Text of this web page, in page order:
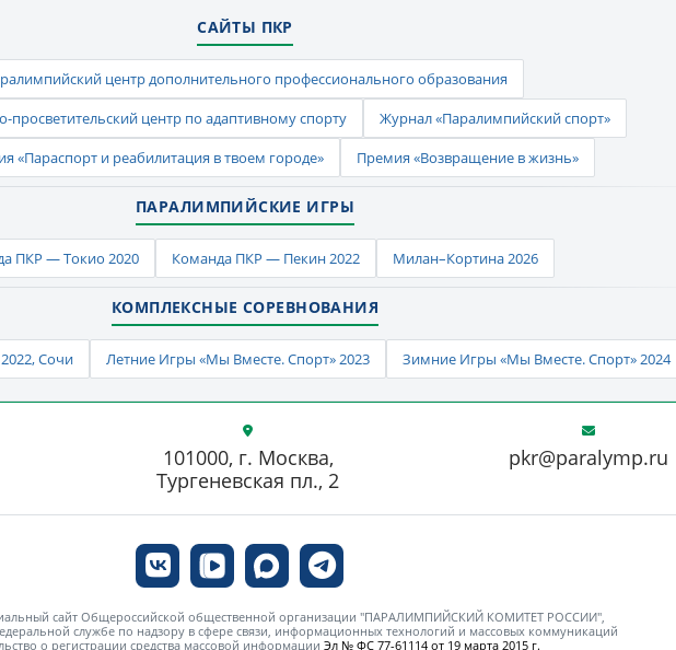
САЙТЫ ПКР
центр дополнительного профессионального образования
просветительский центр по адаптивному спорту
Журнал «Паралимпийский спорт»
«Параспорт и реабилитация в твоем городе»
Премия «Возвращение в жизнь»
ПАРАЛИМПИЙСКИЕ ИГРЫ
ПКР — Токио 2020 Команда ПКР — Пекин 2022 Милан–Кортина 2026
КОМПЛЕКСНЫЕ СОРЕВНОВАНИЯ
Сочи Летние Игры «Мы Вместе. Спорт» 2023 Зимние Игры «Мы Вместе. Спорт» 2024
pkr@paralymp.ru
101000, г. Москва,
Тургеневская пл., 2
сайт Общероссийской общественной организации "ПАРАЛИМПИЙСКИЙ КОМИТЕТ РОССИИ",
службе по надзору в сфере связи, информационных технологий и массовых коммуникаций
о регистрации средства массовой информации Эл № ФС 77-61114 от 19 марта 2015 г.